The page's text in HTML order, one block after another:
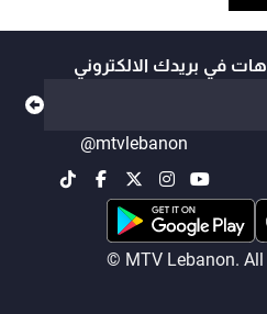
في بريدك الالكتروني
@mtvlebanon
© MTV Lebanon. All